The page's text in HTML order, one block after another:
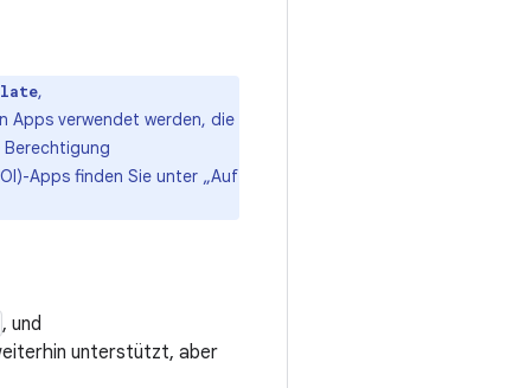
,
Apps verwendet werden, die
Berechtigung
Apps finden Sie unter „Auf
, und
unterstützt, aber